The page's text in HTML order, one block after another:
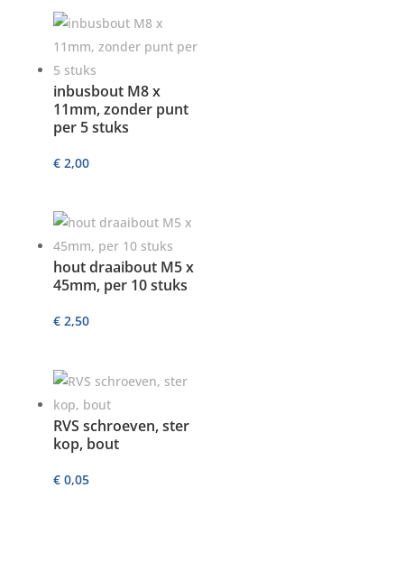
inbusbout M8 x
11mm, zonder punt
per 5 stuks
€2,00
hout draaibout M5 x
45mm, per 10 stuks
€2,50
RVS schroeven, ster
kop, bout
€0,05